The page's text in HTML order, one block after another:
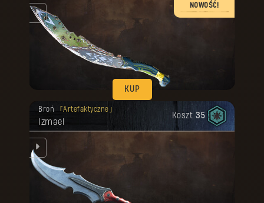
NOWOŚĆ!
KUP
Broń Artefaktyczne
Izmael
Koszt: 35
Twoja nagroda została odblokowana.